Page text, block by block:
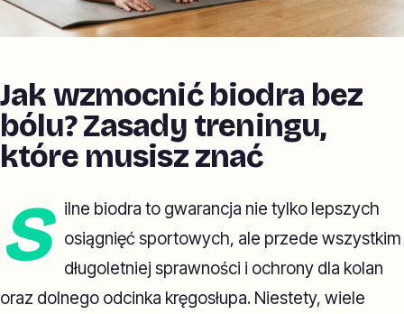
Jak wzmocnić biodra bez
bólu? Zasady treningu,
które musisz znać
S
ilne biodra to gwarancja nie tylko lepszych
osiągnięć sportowych, ale przede wszystkim
długoletniej sprawności i ochrony dla kolan
oraz dolnego odcinka kręgosłupa. Niestety, wiele